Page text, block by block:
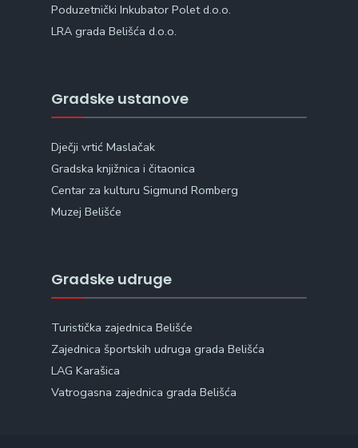
Poduzetnički Inkubator Polet d.o.o.
LRA grada Belišća d.o.o.
Gradske ustanove
Dječji vrtić Maslačak
Gradska knjižnica i čitaonica
Centar za kulturu Sigmund Romberg
Muzej Belišće
Gradske udruge
Turistička zajednica Belišće
Zajednica športskih udruga grada Belišća
LAG Karašica
Vatrogasna zajednica grada Belišća